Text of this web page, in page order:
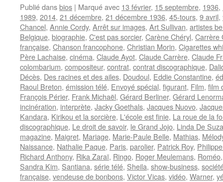
Publié dansbios | Marqué avec 13 février, 15 septembre, 1936,
1989, 2014, 21 décembre, 21 décembre 1936, 45-tours, 9 avril,
Chancel, Annie Cordy, Arrêt sur images, Art Sullivan, artistes
Belgique, biographie, C'est pas sorcier, Carène Chéryl, Carrère
française, Chanson francophone, Christian Morin, Cigarettes
Père Lachaise, cinéma, Claude Ayot, Claude Carrère, Claude
colombarium, compositeur, contrat, contrat discographique,
Décès, Des racines et des ailes, Doudoul, Eddie Constantine,
Raoul Breton, émission télé, Envoyé spécial, figurant, Film, film
François Périer, Frank Michaël, Gérard Berliner, Gérard
incinération, interprète, Jacky Goethals, Jacques Nuovo,
Kandara, Kirikou et la sorcière, L'école est finie, La roue de la
discographique, Le droit de savoir, le Grand Jojo, Linda De Suza
magazine, Maigret, Mariage, Marie-Paule Belle, Mathias,
Naissance, Nathalie Paque, Paris, parolier, Patrick Roy,
Richard Anthony, Rika Zaraï, Ringo, Roger Meulemans, Roméo
Sandra Kim, Santiana, série télé, Sheila, show-business,
française, vendeuse de bonbons, Victor Vicas, vidéo, Warner,